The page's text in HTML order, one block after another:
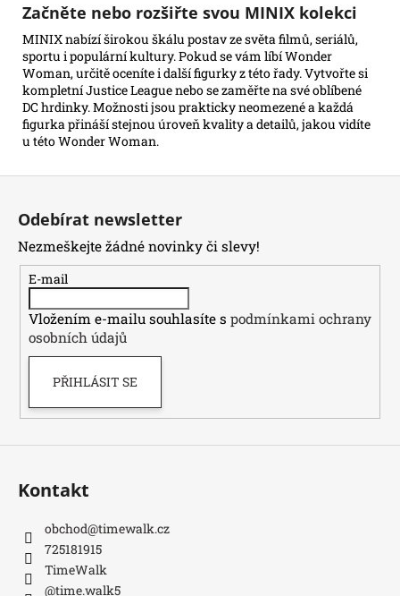
Začněte nebo rozšiřte svou MINIX kolekci
MINIX nabízí širokou škálu postav ze světa filmů, seriálů,
sportu i populární kultury. Pokud se vám líbí Wonder
Woman, určitě oceníte i další figurky z této řady. Vytvořte si
kompletní Justice League nebo se zaměřte na své oblíbené
DC hrdinky. Možnosti jsou prakticky neomezené a každá
figurka přináší stejnou úroveň kvality a detailů, jakou vidíte
u této Wonder Woman.
Odebírat newsletter
Nezmeškejte žádné novinky či slevy!
E-mail
Vložením e-mailu souhlasíte s podmínkami ochrany
osobních údajů
PŘIHLÁSIT SE
Kontakt
obchod@timewalk.cz
725181915
TimeWalk
@time.walk5